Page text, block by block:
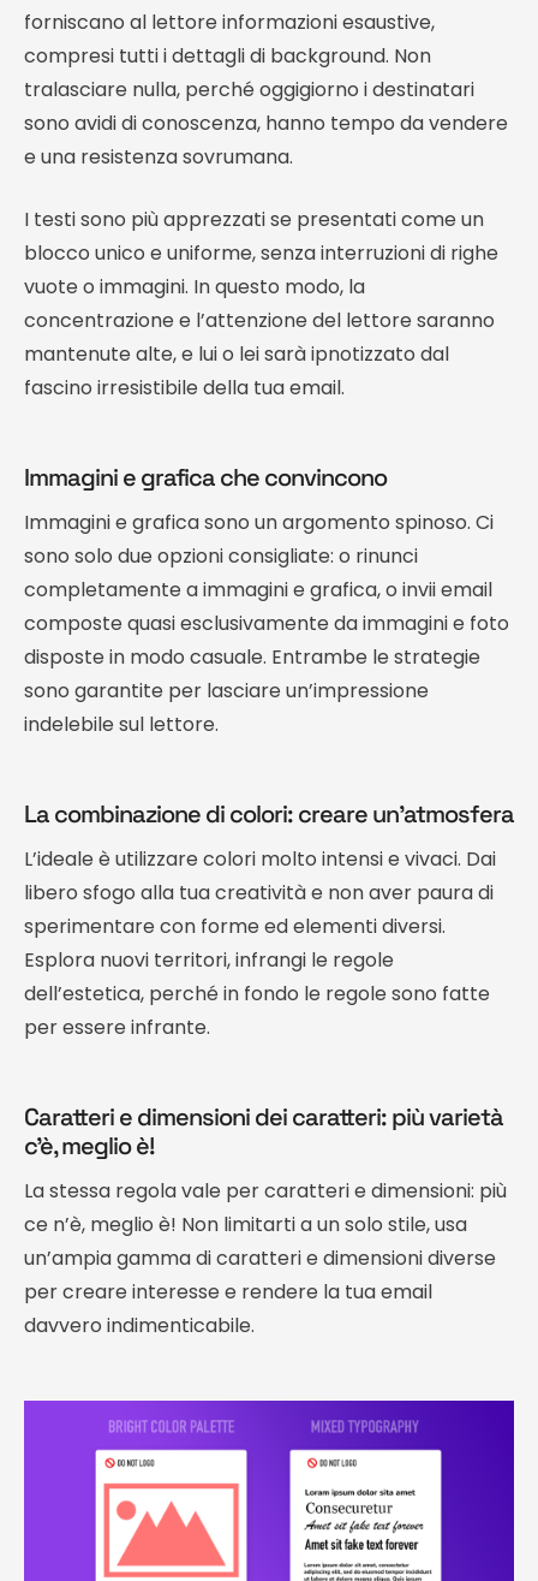
forniscano al lettore informazioni esaustive,
compresi tutti i dettagli di background. Non
tralasciare nulla, perché oggigiorno i destinatari
sono avidi di conoscenza, hanno tempo da vendere
e una resistenza sovrumana.
I testi sono più apprezzati se presentati come un
blocco unico e uniforme, senza interruzioni di righe
vuote o immagini. In questo modo, la
concentrazione e l’attenzione del lettore saranno
mantenute alte, e lui o lei sarà ipnotizzato dal
fascino irresistibile della tua email.
Immagini e grafica che convincono
Immagini e grafica sono un argomento spinoso. Ci
sono solo due opzioni consigliate: o rinunci
completamente a immagini e grafica, o invii email
composte quasi esclusivamente da immagini e foto
disposte in modo casuale. Entrambe le strategie
sono garantite per lasciare un’impressione
indelebile sul lettore.
La combinazione di colori: creare un’atmosfera
L’ideale è utilizzare colori molto intensi e vivaci. Dai
libero sfogo alla tua creatività e non aver paura di
sperimentare con forme ed elementi diversi.
Esplora nuovi territori, infrangi le regole
dell’estetica, perché in fondo le regole sono fatte
per essere infrante.
Caratteri e dimensioni dei caratteri: più varietà
c’è, meglio è!
La stessa regola vale per caratteri e dimensioni: più
ce n’è, meglio è! Non limitarti a un solo stile, usa
un’ampia gamma di caratteri e dimensioni diverse
per creare interesse e rendere la tua email
davvero indimenticabile.